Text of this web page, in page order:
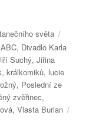
světa
, Divadlo Karla
Suchý,Jiřina
,králkomiků, lucie
, Poslední ze
zvěřinec,
,Vlasta Burian